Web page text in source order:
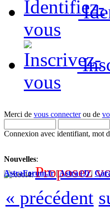
Merci de vous connecterou de
Connexion avec identifiant, mot
Nouvelles:
Proposez v
AstraForum.fr|Astra (J)|
« précédent